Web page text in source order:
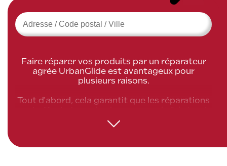
Faire réparer vos produits par un réparateur
agrée UrbanGlide est avantageux pour
plusieurs raisons.
Tout d'abord, cela garantit que les réparations
et préserve la performance et la durabilité de
votre produit.
Ensuite, un réparateur agréé possède